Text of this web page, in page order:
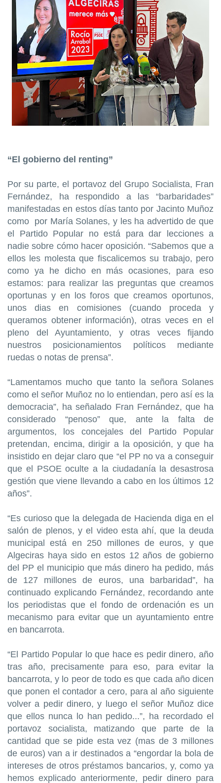
“El gobierno del renting”
Por su parte, el portavoz del Grupo Socialista, Fran
Fernández, ha respondido a las “barbaridades”
manifestadas en estos días tanto por Jacinto Muñoz
como por María Solanes, y les ha advertido de que
el Partido Popular no está para dar lecciones a
nadie sobre cómo hacer oposición. “Sabemos que a
ellos les molesta que fiscalicemos su trabajo, pero
como ya he dicho en más ocasiones, para eso
estamos: para realizar las preguntas que creamos
oportunas y en los foros que creamos oportunos,
unos dias en comisiones (cuando proceda y
queramos obtener información), otras veces en el
pleno del Ayuntamiento, y otras veces fijando
nuestros posicionamientos políticos mediante
ruedas o notas de prensa”.
“Lamentamos mucho que tanto la señora Solanes
como el señor Muñoz no lo entiendan, pero así es la
democracia”, ha señalado Fran Fernández, que ha
considerado “penoso” que, ante la falta de
argumentos, los concejales del Partido Popular
pretendan, encima, dirigir a la oposición, y que ha
insistido en dejar claro que “el PP no va a conseguir
que el PSOE oculte a la ciudadanía la desastrosa
gestión que viene llevando a cabo en los últimos 12
años”.
“Es curioso que la delegada de Hacienda diga en el
salón de plenos, y el video esta ahí, que la deuda
municipal está en 250 millones de euros, y que
Algeciras haya sido en estos 12 años de gobierno
del PP el municipio que más dinero ha pedido, más
de 127 millones de euros, una barbaridad”, ha
continuado explicando Fernández, recordando ante
los periodistas que el fondo de ordenación es un
mecanismo para evitar que un ayuntamiento entre
en bancarrota.
“El Partido Popular lo que hace es pedir dinero, año
tras año, precisamente para eso, para evitar la
bancarrota, y lo peor de todo es que cada año dicen
que ponen el contador a cero, para al año siguiente
volver a pedir dinero, y luego el señor Muñoz dice
que ellos nunca lo han pedido...”, ha recordado el
portavoz socialista, matizando que parte de la
cantidad que se pide esta vez (mas de 3 millones
de euros) van a ir destinados a “engordar la bola de
intereses de otros préstamos bancarios, y, como ya
hemos explicado anteriormente, pedir dinero para